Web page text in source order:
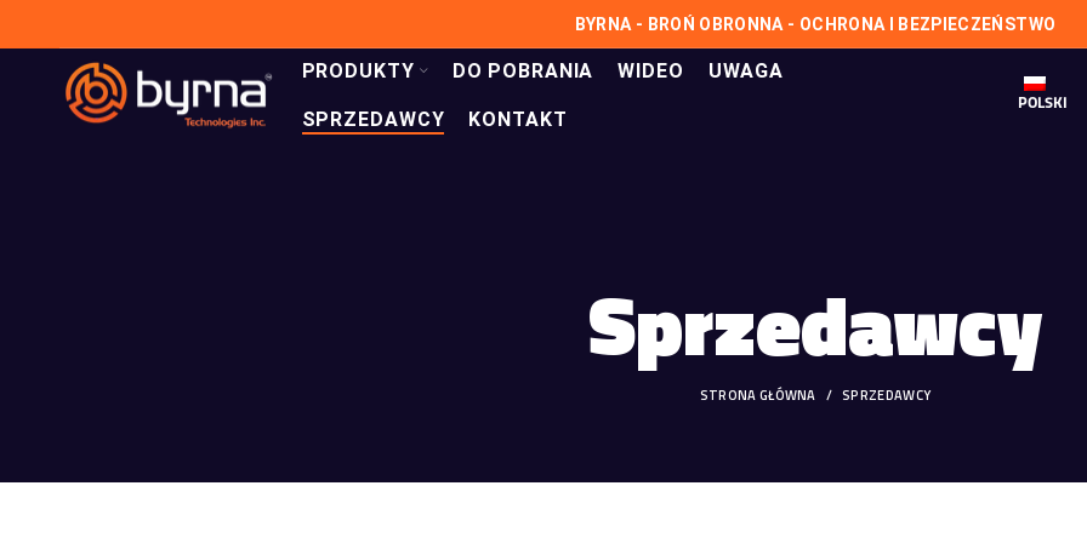
BYRNA - BROŃ OBRONNA - OCHRONA I BEZPIECZEŃSTWO
PRODUKTY DO POBRANIA WIDEO UWAGA
SPRZEDAWCY KONTAKT
POLSKI
Sprzedawcy
STRONA GŁÓWNA SPRZEDAWCY